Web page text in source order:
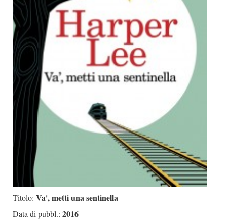
Giallo Stresa
Premio Chiara
Tabù Festival 2014
A Tutto Volume
Salone di Torino
Marketing
Titolo: Va', metti una sentinella
Data di pubbl.: 2016